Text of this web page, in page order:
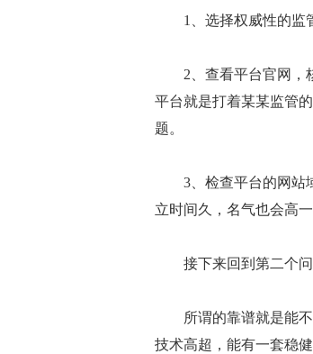
1、选择权威性的监管
2、查看平台官网，核
平台就是打着某某监管
题。
3、检查平台的网站域
立时间久，名气也会高一
接下来回到第二个问
所谓的靠谱就是能不
技术高超，能有一套稳